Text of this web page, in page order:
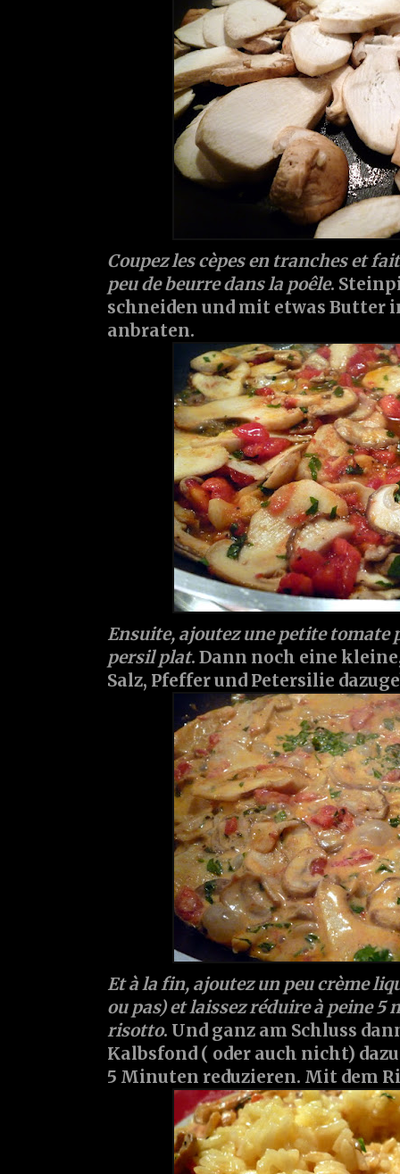
Coupez les cèpes en tranches et
peu de beurre dans la poêle.
schneiden und mit etwas Butter
anbraten.
Ensuite, ajoutez une petite tomate
persil plat. Dann noch eine
Salz, Pfeffer und Petersilie
Et à la fin, ajoutez un peu crème
ou pas) et laissez réduire à peine 5
risotto. Und ganz am Schluss
Kalbsfond ( oder auch nicht)
5 Minuten reduzieren. Mit dem